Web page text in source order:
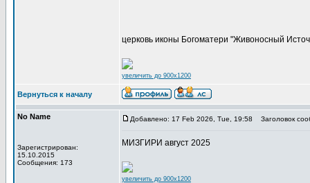
церковь иконы Богоматери "Живоносный
увеличить до 900x1200
Вернуться к началу
No Name
Зарегистрирован:
15.10.2015
Сообщения: 173
Добавлено: 17 Feb 2026, Tue, 19:58 Заголовок
МИЗГИРИ август 2025
увеличить до 900x1200